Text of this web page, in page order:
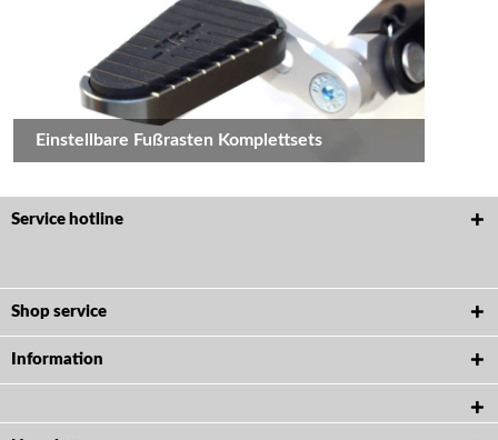
versandkostenfrei per DHL.
Einstellbare Fußrasten Komplettsets
Service hotline
Shop service
Information